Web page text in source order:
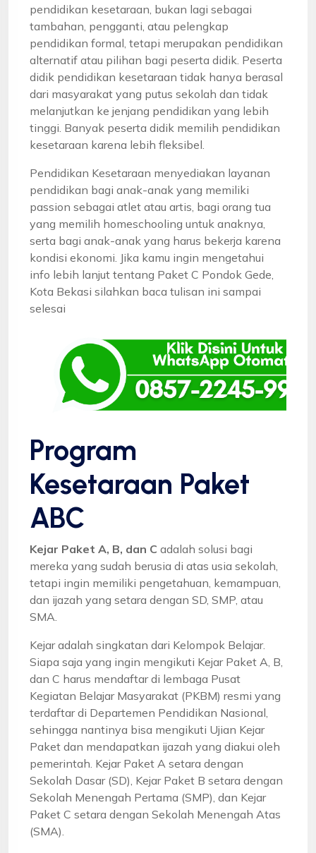
pendidikan kesetaraan, bukan lagi sebagai
tambahan, pengganti, atau pelengkap
pendidikan formal, tetapi merupakan pendidikan
alternatif atau pilihan bagi peserta didik. Peserta
didik pendidikan kesetaraan tidak hanya berasal
dari masyarakat yang putus sekolah dan tidak
melanjutkan ke jenjang pendidikan yang lebih
tinggi. Banyak peserta didik memilih pendidikan
kesetaraan karena lebih fleksibel.
Pendidikan Kesetaraan menyediakan layanan
pendidikan bagi anak-anak yang memiliki
passion sebagai atlet atau artis, bagi orang tua
yang memilih homeschooling untuk anaknya,
serta bagi anak-anak yang harus bekerja karena
kondisi ekonomi. Jika kamu ingin mengetahui
info lebih lanjut tentang Paket C Pondok Gede,
Kota Bekasi silahkan baca tulisan ini sampai
selesai
Program
Kesetaraan Paket
ABC
Kejar Paket A, B, dan C adalah solusi bagi
mereka yang sudah berusia di atas usia sekolah,
tetapi ingin memiliki pengetahuan, kemampuan,
dan ijazah yang setara dengan SD, SMP, atau
SMA.
Kejar adalah singkatan dari Kelompok Belajar.
Siapa saja yang ingin mengikuti Kejar Paket A, B,
dan C harus mendaftar di lembaga Pusat
Kegiatan Belajar Masyarakat (PKBM) resmi yang
terdaftar di Departemen Pendidikan Nasional,
sehingga nantinya bisa mengikuti Ujian Kejar
Paket dan mendapatkan ijazah yang diakui oleh
pemerintah. Kejar Paket A setara dengan
Sekolah Dasar (SD), Kejar Paket B setara dengan
Sekolah Menengah Pertama (SMP), dan Kejar
Paket C setara dengan Sekolah Menengah Atas
(SMA).